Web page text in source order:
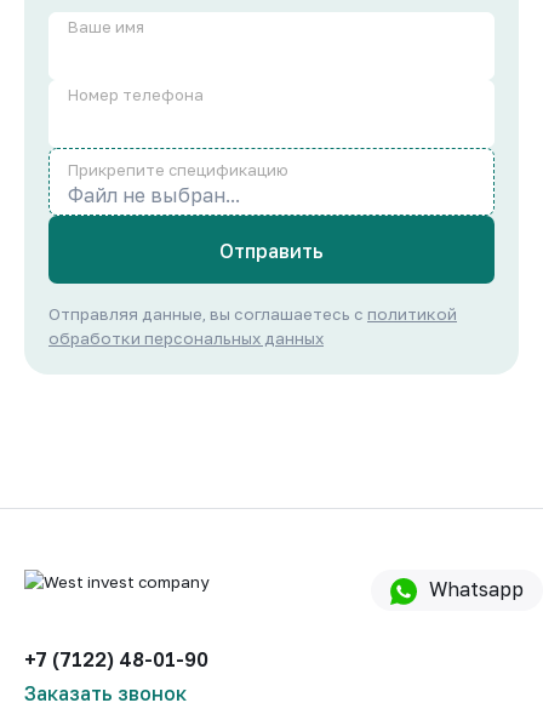
Ваше имя
Номер телефона
Прикрепите спецификацию
Файл не выбран...
Отправить
Отправляя данные, вы соглашаетесь с политикой
обработки персональных данных
+7 (7122) 48-01-90
Заказать звонок
Whatsapp